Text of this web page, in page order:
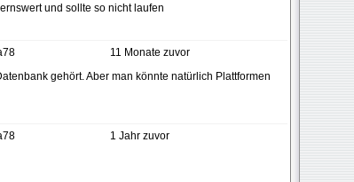
und sollte so nicht laufen
11 Monate zuvor
gehört. Aber man könnte natürlich Plattformen
1 Jahr zuvor